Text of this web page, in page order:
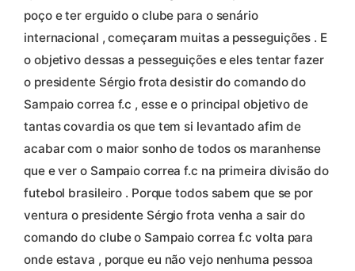
poço e ter erguido o clube para o senário
internacional , começaram muitas a pesseguições . E
o objetivo dessas a pesseguições e eles tentar fazer
o presidente Sérgio frota desistir do comando do
Sampaio correa f.c , esse e o principal objetivo de
tantas covardia os que tem si levantado afim de
acabar com o maior sonho de todos os maranhense
que e ver o Sampaio correa f.c na primeira divisão do
futebol brasileiro . Porque todos sabem que se por
ventura o presidente Sérgio frota venha a sair do
comando do clube o Sampaio correa f.c volta para
onde estava , porque eu não vejo nenhuma pessoa